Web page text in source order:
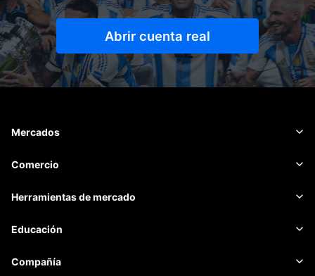
Abrir cuenta real
Mercados
Forex
Materias primas
Comercio
Plataforma de trading
Gestión de riesgo
Herramientas de mercado
Calendario económico
Noticias
Educación
Básica
Compañía